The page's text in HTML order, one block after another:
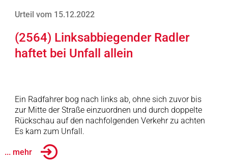
Urteil vom 15.12.2022
(2564) Linksabbiegender Radler
haftet bei Unfall allein
Ein Radfahrer bog nach links ab, ohne sich zuvor bis
zur Mitte der Straße einzuordnen und durch doppelte
Rückschau auf den nachfolgenden Verkehr zu achten
Es kam zum Unfall.
... mehr